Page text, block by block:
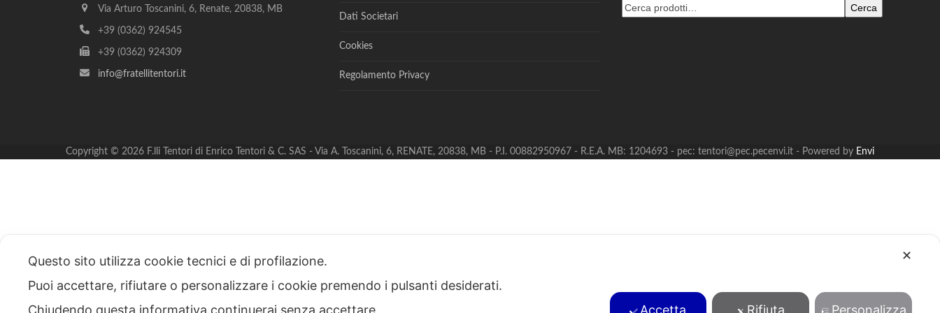
Via Arturo Toscanini, 6, Renate, 20838, MB
+39 (0362) 924545
+39 (0362) 924309
info@fratellitentori.it
Dati Societari
Cookies
Regolamento Privacy
Cerca
Copyright © 2026 F.lli Tentori di Enrico Tentori & C. SAS - Via A. Toscanini, 6, RENATE, 20838, MB - P.I. 00882950967 - R.E.A. MB: 1204693 - pec: tentori@pec.pecenvi.it - Powered by Envi
✕
Questo sito utilizza cookie tecnici e di profilazione.
Puoi accettare, rifiutare o personalizzare i cookie premendo i pulsanti desiderati.
Chiudendo questa informativa continuerai senza accettare.
Accetta Rifiuta Personalizza